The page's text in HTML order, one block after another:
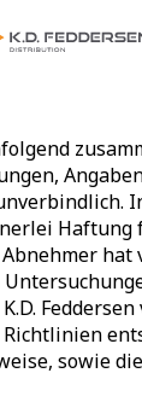
sowie